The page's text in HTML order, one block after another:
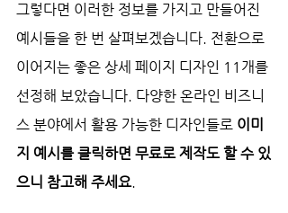
그렇다면 이러한 정보를 가지고 만들어진
예시들을 한 번 살펴보겠습니다. 전환으로
이어지는 좋은 상세 페이지 디자인 11개를
선정해 보았습니다. 다양한 온라인 비즈니
스 분야에서 활용 가능한 디자인들로 이미
지 예시를 클릭하면 무료로 제작도 할 수 있
으니 참고해 주세요.